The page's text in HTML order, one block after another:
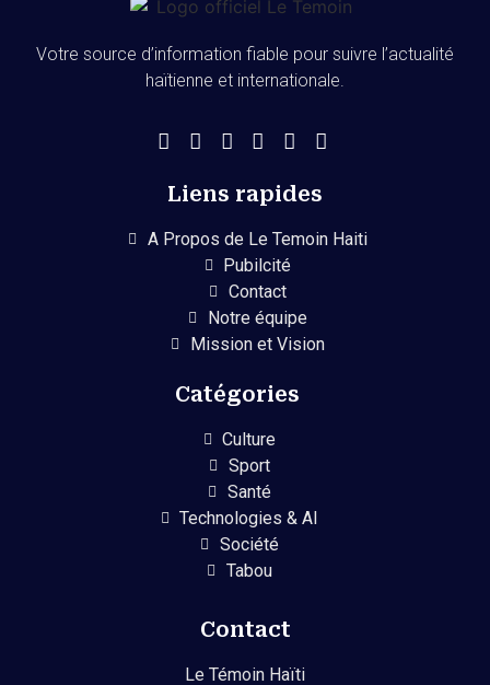
Votre source d’information fiable pour suivre l’actualité
haïtienne et internationale.
Liens rapides
A Propos de Le Temoin Haiti
Pubilcité
Contact
Notre équipe
Mission et Vision
Catégories
Culture
Sport
Santé
Technologies & AI
Société
Tabou
Contact
Le Témoin Haïti